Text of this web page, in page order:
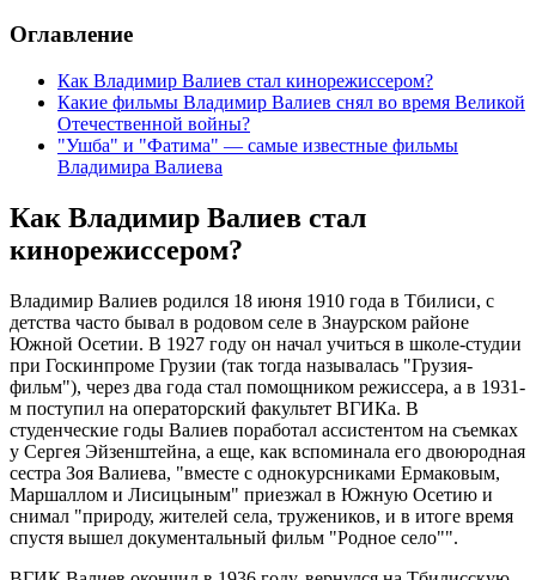
Оглавление
Как Владимир Валиев стал кинорежиссером?
Какие фильмы Владимир Валиев снял во время Великой
Отечественной войны?
"Ушба" и "Фатима" — самые известные фильмы
Владимира Валиева
Как Владимир Валиев стал
кинорежиссером?
Владимир Валиев родился 18 июня 1910 года в Тбилиси, с
детства часто бывал в родовом селе в Знаурском районе
Южной Осетии. В 1927 году он начал учиться в школе-студии
при Госкинпроме Грузии (так тогда называлась "Грузия-
фильм"), через два года стал помощником режиссера, а в 1931-
м поступил на операторский факультет ВГИКа. В
студенческие годы Валиев поработал ассистентом на съемках
у Сергея Эйзенштейна, а еще, как вспоминала его двоюродная
сестра Зоя Валиева, "вместе с однокурсниками Ермаковым,
Маршаллом и Лисицыным" приезжал в Южную Осетию и
снимал "природу, жителей села, тружеников, и в итоге время
спустя вышел документальный фильм "Родное село"".